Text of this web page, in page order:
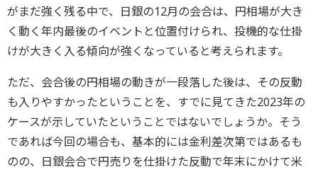
がまだ強く残る中で、日銀の12月の会合は、円相場が大き
く動く年内最後のイベントと位置付けられ、投機的な仕掛
けが大きく入る傾向が強くなっていると考えられます。
ただ、会合後の円相場の動きが一段落した後は、その反動
も入りやすかったということを、すでに見てきた2023年の
ケースが示していたということではないでしょうか。そう
であれば今回の場合も、基本的には金利差次第ではあるも
のの、日銀会合で円売りを仕掛けた反動で年末にかけて米